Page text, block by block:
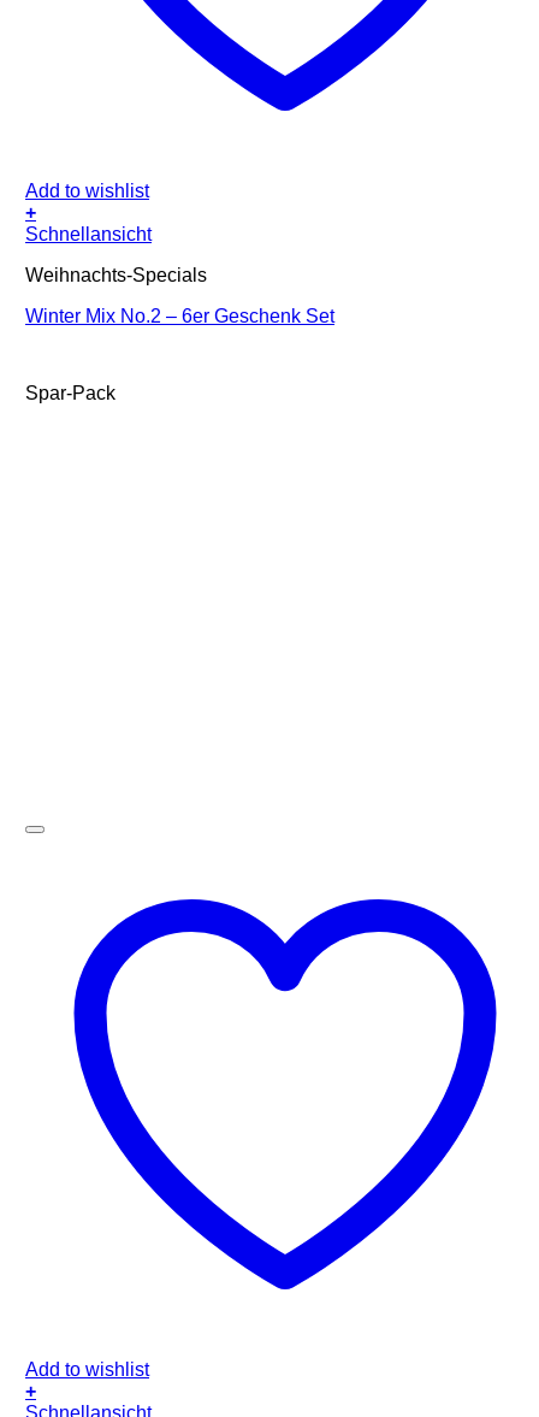
Add to wishlist
+
Schnellansicht
Weihnachts-Specials
Winter Mix No.2 – 6er Geschenk Set
Spar-Pack
Add to wishlist
+